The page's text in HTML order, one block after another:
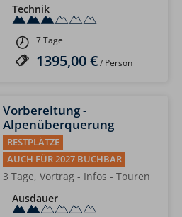
Technik
7 Tage
1395,00 €/ Person
Vorbereitung -
Alpenüberquerung
RESTPLÄTZE
AUCH FÜR 2027 BUCHBAR
3 Tage, Vortrag - Infos - Touren
Ausdauer